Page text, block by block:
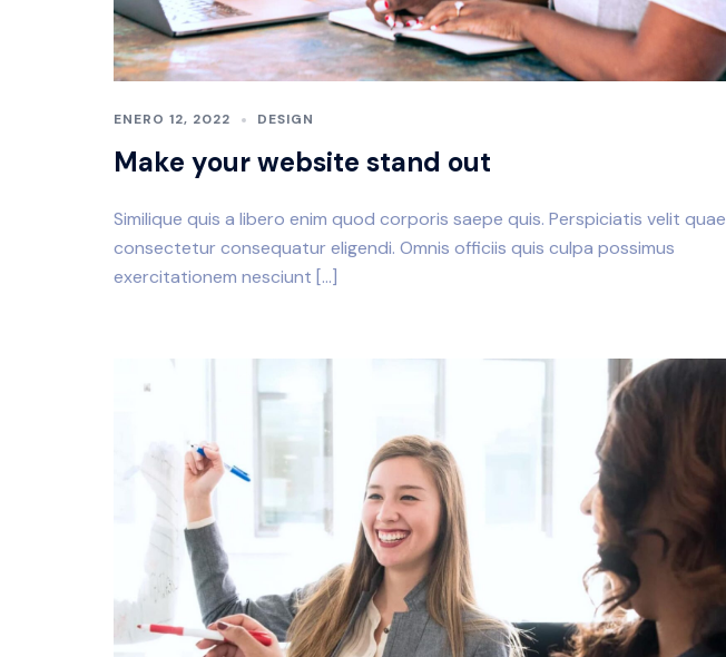
ENERO 12, 2022 DESIGN
Make your website stand out
Similique quis a libero enim quod corporis saepe quis. Perspiciatis velit quae
consectetur consequatur eligendi. Omnis officiis quis culpa possimus
exercitationem nesciunt […]